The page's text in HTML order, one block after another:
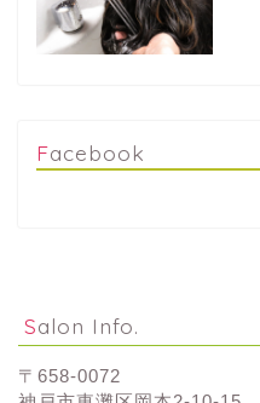
Facebook
Salon Info.
〒658-0072